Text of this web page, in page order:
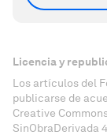
Licencia y
Los artículos del
publicarse de
Creative
SinObraDerivada